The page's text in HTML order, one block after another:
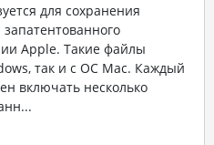
для сохранения
Apple. Такие файлы
так и с ОС Mac. Каждый
включать несколько